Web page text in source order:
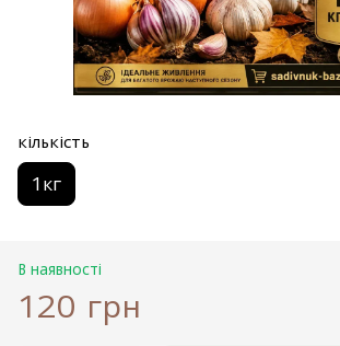
кількість
1кг
В наявності
120 грн